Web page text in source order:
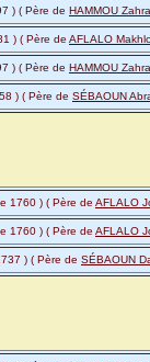
) ( Père de HAMMOU
) ( Père de AFLALO
) ( Père de HAMMOU
) ( Père de SÉBAOUN
1760 ) ( Père de AFLALO
1760 ) ( Père de AFLALO
) ( Père de SÉBAOUN